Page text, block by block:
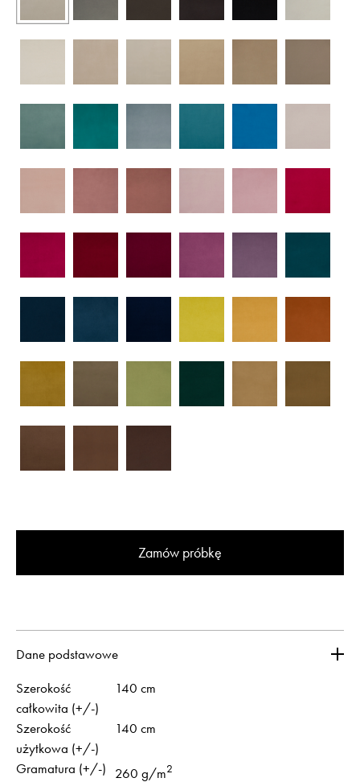
Zamów próbkę
Dane podstawowe
Szerokość
całkowita (+/-)
140 cm
Szerokość
użytkowa (+/-)
140 cm
Gramatura (+/-) 260 g/m2